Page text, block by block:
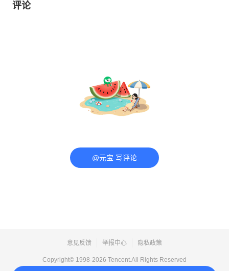
评论
@元宝 写评论
意见反馈 举报中心 隐私政策
Copyright© 1998-2026 Tencent.All Rights Reserved